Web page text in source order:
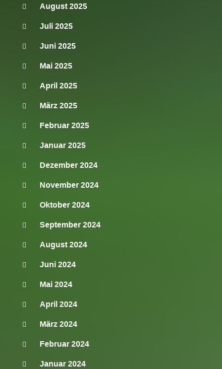
August 2025
Juli 2025
Juni 2025
Mai 2025
April 2025
März 2025
Februar 2025
Januar 2025
Dezember 2024
November 2024
Oktober 2024
September 2024
August 2024
Juni 2024
Mai 2024
April 2024
März 2024
Februar 2024
Januar 2024